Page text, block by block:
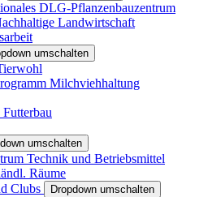
DLG-Pflanzenbauzentrum
Landwirtschaft
umschalten
Milchviehhaltung
umschalten
Technik und Betriebsmittel
Räume
Clubs
Dropdown umschalten